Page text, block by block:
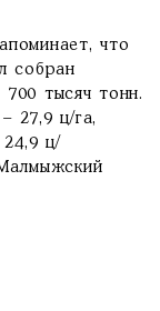
что
собран
тысяч тонн.
27,9 ц/га,
ц/